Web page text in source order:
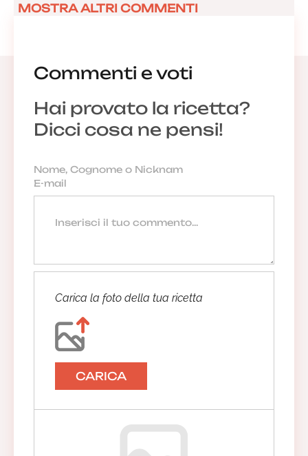
Commenti e voti
Hai provato la ricetta?
Dicci cosa ne pensi!
Carica la foto della tua ricetta
CARICA
MOSTRA ALTRI COMMENTI